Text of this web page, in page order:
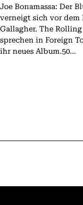
Joe Bonamassa: Der
verneigt sich vor dem
Gallagher. The Rolling Stones: Die Legenden
sprechen in Foreign
ihr neues Album.50...